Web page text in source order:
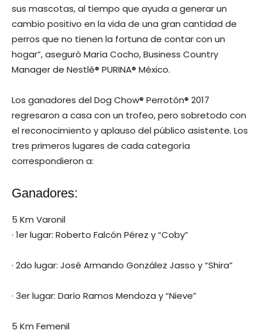
sus mascotas, al tiempo que ayuda a generar un
cambio positivo en la vida de una gran cantidad de
perros que no tienen la fortuna de contar con un
hogar”, aseguró María Cocho, Business Country
Manager de Nestlé® PURINA® México.
Los ganadores del Dog Chow® Perrotón® 2017
regresaron a casa con un trofeo, pero sobretodo con
el reconocimiento y aplauso del público asistente. Los
tres primeros lugares de cada categoría
correspondieron a:
Ganadores:
5 Km Varonil
· 1er lugar: Roberto Falcón Pérez y “Coby”
· 2do lugar: José Armando González Jasso y “Shira”
· 3er lugar: Darío Ramos Mendoza y “Nieve”
5 Km Femenil